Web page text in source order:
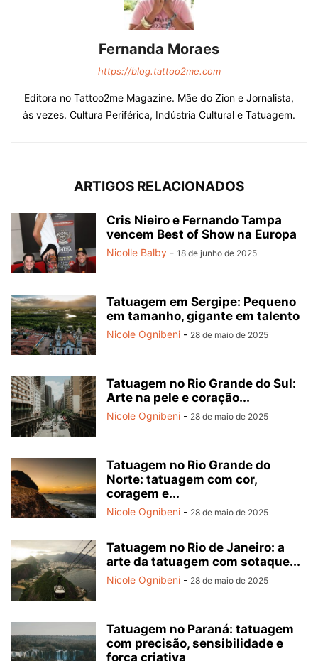
Fernanda Moraes
https://blog.tattoo2me.com
Editora no Tattoo2me Magazine. Mãe do Zion e Jornalista,
às vezes. Cultura Periférica, Indústria Cultural e Tatuagem.
ARTIGOS RELACIONADOS
Cris Nieiro e Fernando Tampa
vencem Best of Show na Europa
Nicolle Balby - 18 de junho de 2025
Tatuagem em Sergipe: Pequeno
em tamanho, gigante em talento
Nicole Ognibeni - 28 de maio de 2025
Tatuagem no Rio Grande do Sul:
Arte na pele e coração...
Nicole Ognibeni - 28 de maio de 2025
Tatuagem no Rio Grande do
Norte: tatuagem com cor,
coragem e...
Nicole Ognibeni - 28 de maio de 2025
Tatuagem no Rio de Janeiro: a
arte da tatuagem com sotaque...
Nicole Ognibeni - 28 de maio de 2025
Tatuagem no Paraná: tatuagem
com precisão, sensibilidade e
força criativa